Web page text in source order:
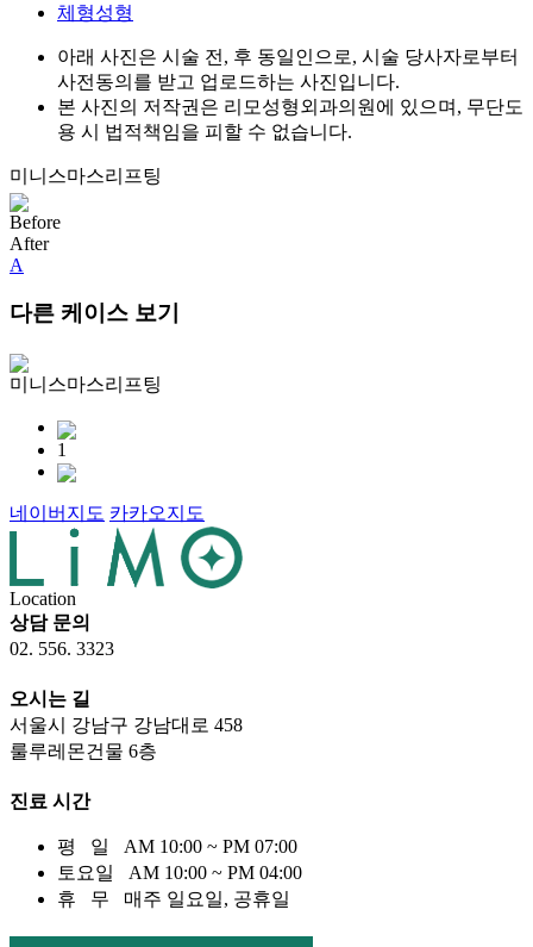
체형성형
아래 사진은 시술 전, 후 동일인으로, 시술 당사자로부터
사전동의를 받고 업로드하는 사진입니다.
본 사진의 저작권은 리모성형외과의원에 있으며, 무단도
용 시 법적책임을 피할 수 없습니다.
미니스마스리프팅
Before
After
A
다른 케이스 보기
미니스마스리프팅
1
네이버지도 카카오지도
30m
Location
상담 문의
02. 556. 3323
오시는 길
서울시 강남구 강남대로 458
룰루레몬건물 6층
진료 시간
평 일
AM 10:00 ~ PM 07:00
토요일
AM 10:00 ~ PM 04:00
휴 무 매주 일요일, 공휴일